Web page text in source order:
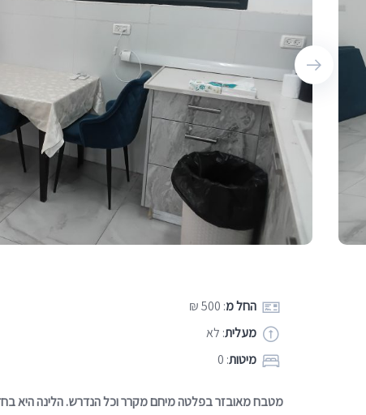
החל מ: 500 ₪
מעלית: לא
מיטות: 0
מטבח מאובזר בפלטה מיחם מקרר וכל הנדרש. הלינה היא